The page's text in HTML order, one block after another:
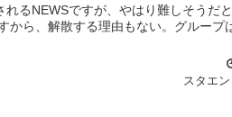
るNEWSですが、やはり難しそうだ
ら、解散する理由もない。グループ
スタエ